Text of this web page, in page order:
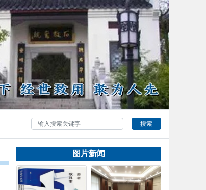
搜索
图片新闻